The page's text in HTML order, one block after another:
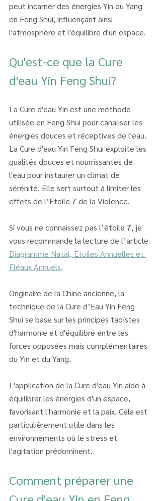
peut incarner des énergies Yin ou Yang
en Feng Shui, influençant ainsi
l'atmosphère et l'équilibre d'un espace.
Qu'est-ce que la Cure
d'eau Yin Feng Shui?
La Cure d'eau Yin est une méthode
utilisée en Feng Shui pour canaliser les
énergies douces et réceptives de l'eau.
La Cure d'eau Yin Feng Shui exploite les
qualités douces et nourrissantes de
l'eau pour instaurer un climat de
sérénité. Elle sert surtout à limiter les
effets de l’Etoile 7 de la Violence.
Si vous ne connaissez pas l’étoile 7, je
vous recommande la lecture de l’article
Diagramme Natal, Etoiles Annuelles et
Fléaux Annuels.
Originaire de la Chine ancienne, la
technique de la Cure d’Eau Yin Feng
Shui se base sur les principes taoïstes
d'harmonie et d'équilibre entre les
forces opposées mais complémentaires
du Yin et du Yang.
L'application de la Cure d'eau Yin aide à
équilibrer les énergies d'un espace,
favorisant l'harmonie et la paix. Cela est
particulièrement utile dans les
environnements où le stress et
l'agitation prédominent.
Comment préparer une